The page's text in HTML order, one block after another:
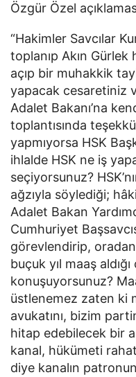
Özgür Özel
“Hakimler Savcılar
toplanıp Akın
açıp bir muhakkik
yapacak cesaretiniz
Adalet Bakanı’na
toplantısında
yapmıyorsa HSK
ihlalde HSK ne iş
seçiyorsunuz?
ağzıyla söylediği;
Adalet Bakan
Cumhuriyet
görevlendirip,
buçuk yıl maaş
konuşuyorsunuz?
üstlenemez zaten ki
avukatını, bizim
hitap edebilecek bir
kanal, hükümeti
diye kanalın